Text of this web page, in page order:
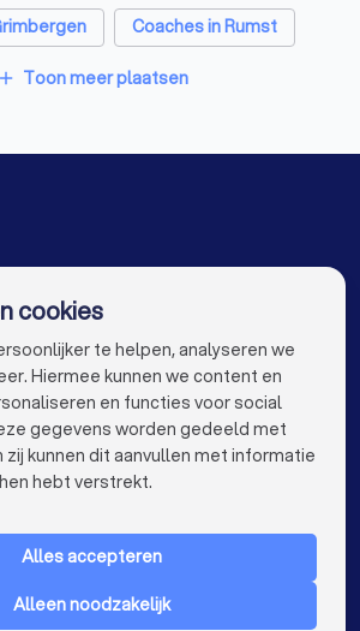
Coaches in Rumst
Zellik
Coaches in Antwerpen
Coaches in Sint-Niklaas
Coaches in Roeselare
Coaches in Dendermonde
Coaches in Turnhout
Coaches in Heist-op-den-Berg
Coaches in de buurt
add Toon meer plaatsen
u
keyboard_arrow_down
cookies
te helpen, analyseren we
Hiermee kunnen we content en
en functies voor social
gegevens worden gedeeld met
kunnen dit aanvullen met informatie
hebt verstrekt.
Alles accepteren
Alleen noodzakelijk